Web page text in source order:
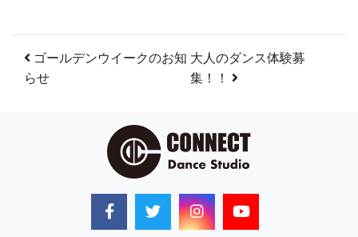
投稿ナビゲーション
ゴールデンウイークのお知
らせ
大人のダンス体験募
集！！